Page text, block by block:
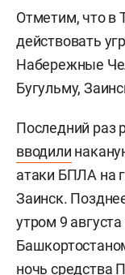
Отметим, что в
действовать
Набережные
Бугульму,
Последний раз
вводили
атаки БПЛА на
Заинск.
утром 9
ночь средства